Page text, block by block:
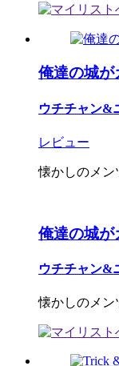
俺達の城が
ウチチャン&
レビュー
懐かしのメン
俺達の城が
ウチチャン&
懐かしのメン